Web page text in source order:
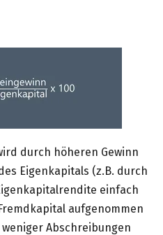
durch höheren Gewinn
Eigenkapitals (z.B. durch
einfach
aufgenommen
Abschreibungen